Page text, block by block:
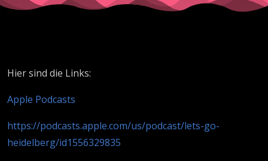
Hier sind die Links:
Apple Podcasts
https://podcasts.apple.com/us/podcast/lets-go-
heidelberg/id1556329835